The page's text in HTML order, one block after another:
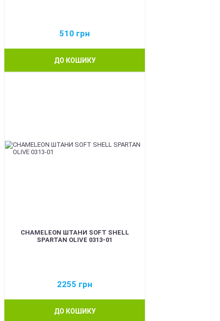
510 грн
ДО КОШИКУ
CHAMELEON ШТАНИ SOFT SHELL
SPARTAN OLIVE 0313-01
2255 грн
ДО КОШИКУ